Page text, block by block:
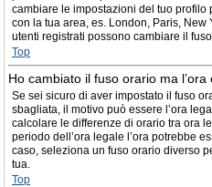
cambiare le impostazioni del tuo profilo
con la tua area, es. London, Paris, New
utenti registrati possono cambiare il
Top
Ho cambiato il fuso orario ma
Se sei sicuro di aver impostato il fuso
sbagliata, il motivo può essere l’ora
calcolare le differenze di orario tra ora
periodo dell’ora legale l’ora potrebbe
caso, seleziona un fuso orario diverso
tua.
Top